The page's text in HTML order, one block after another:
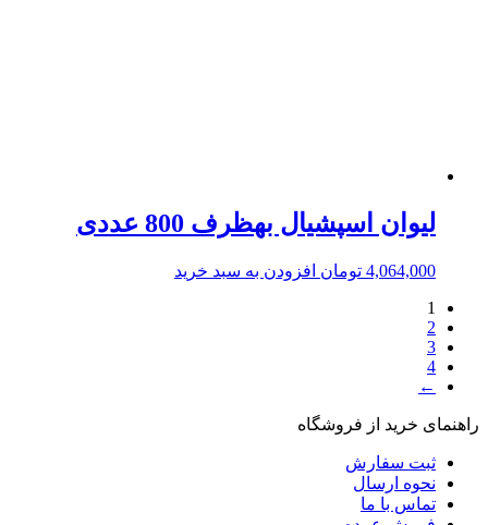
لیوان اسپشیال بهظرف 800 عددی
4,064,000 تومان افزودن به سبد خرید
1
2
3
4
←
راهنمای خرید از فروشگاه
ثبت سفارش
نحوه ارسال
تماس با ما